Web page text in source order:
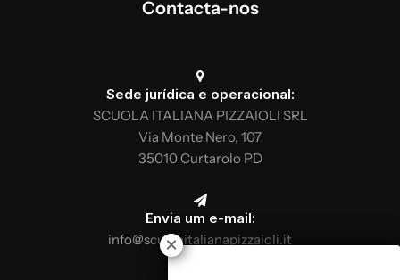
Contacta-nos
Sede jurídica e operacional:
SCUOLA ITALIANA PIZZAIOLI SRL
Via Monte Nero, 107
35010 Curtarolo PD
Envia um e-mail:
info@scuolaitalianapizzaioli.it